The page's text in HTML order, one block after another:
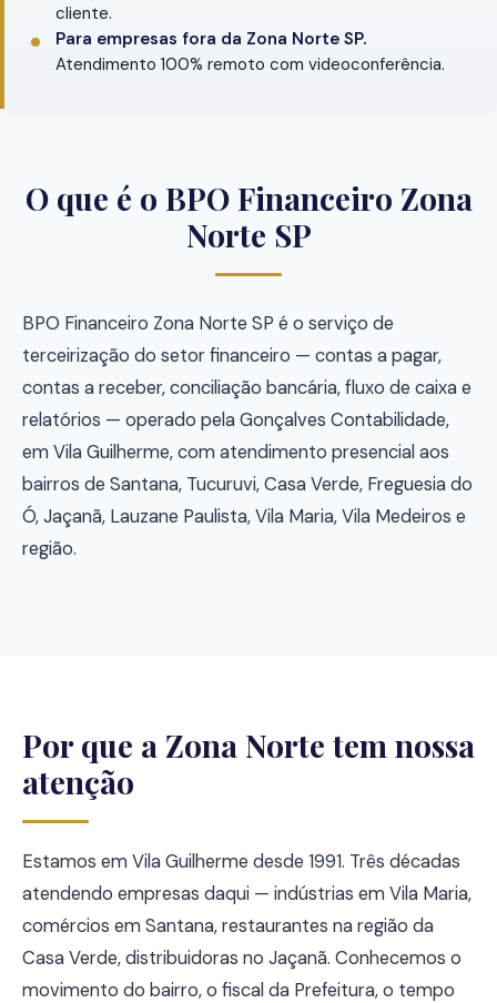
cliente.
Para empresas fora da Zona Norte SP.
Atendimento 100% remoto com videoconferência.
O que é o BPO Financeiro Zona
Norte SP
BPO Financeiro Zona Norte SP é o serviço de
terceirização do setor financeiro — contas a pagar,
contas a receber, conciliação bancária, fluxo de caixa e
relatórios — operado pela Gonçalves Contabilidade,
em Vila Guilherme, com atendimento presencial aos
bairros de Santana, Tucuruvi, Casa Verde, Freguesia do
Ó, Jaçanã, Lauzane Paulista, Vila Maria, Vila Medeiros e
região.
Por que a Zona Norte tem nossa
atenção
Estamos em Vila Guilherme desde 1991. Três décadas
atendendo empresas daqui — indústrias em Vila Maria,
comércios em Santana, restaurantes na região da
Casa Verde, distribuidoras no Jaçanã. Conhecemos o
movimento do bairro, o fiscal da Prefeitura, o tempo